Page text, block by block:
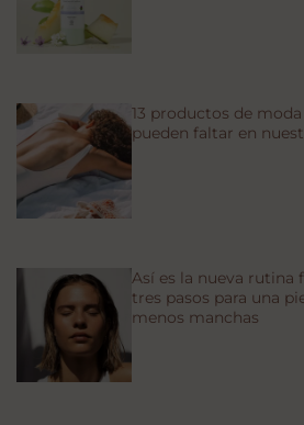
13 productos de
pueden faltar en
Así es la nueva rutina
tres pasos para una
menos manchas